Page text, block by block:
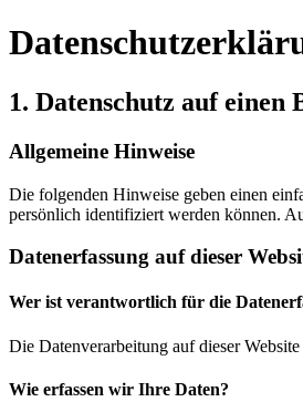
1. Datenschutz auf einen
Allgemeine Hinweise
Die folgenden Hinweise geben einen
persönlich identifiziert werden können.
Datenerfassung auf dieser
Wer ist verantwortlich für die
Die Datenverarbeitung auf dieser
Wie erfassen wir Ihre Daten?